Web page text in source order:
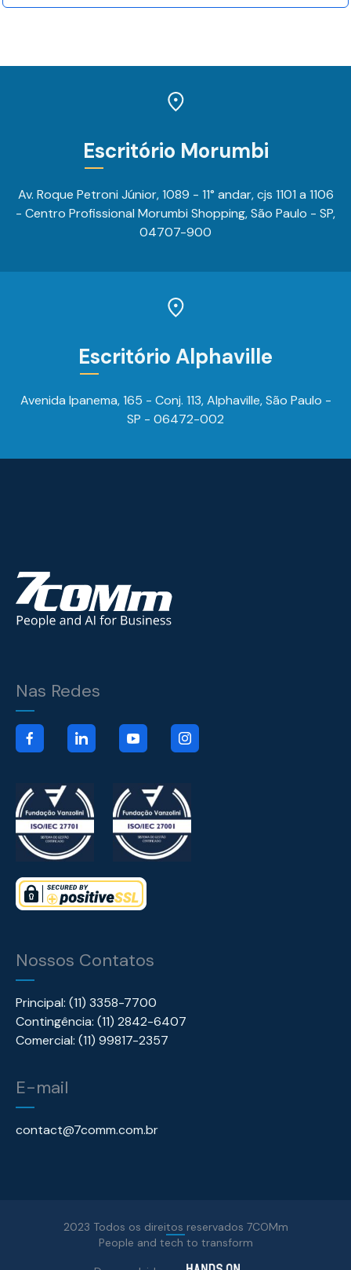
Escritório Morumbi
Av. Roque Petroni Júnior, 1089 - 11° andar, cjs 1101 a 1106
- Centro Profissional Morumbi Shopping, São Paulo - SP,
04707-900
Escritório Alphaville
Avenida Ipanema, 165 - Conj. 113, Alphaville, São Paulo -
SP - 06472-002
Nas Redes
Nossos Contatos
Principal: (11) 3358-7700
Contingência: (11) 2842-6407
Comercial: (11) 99817-2357
E-mail
contact@7comm.com.br
2023 Todos os direitos reservados 7COMm
People and tech to transform